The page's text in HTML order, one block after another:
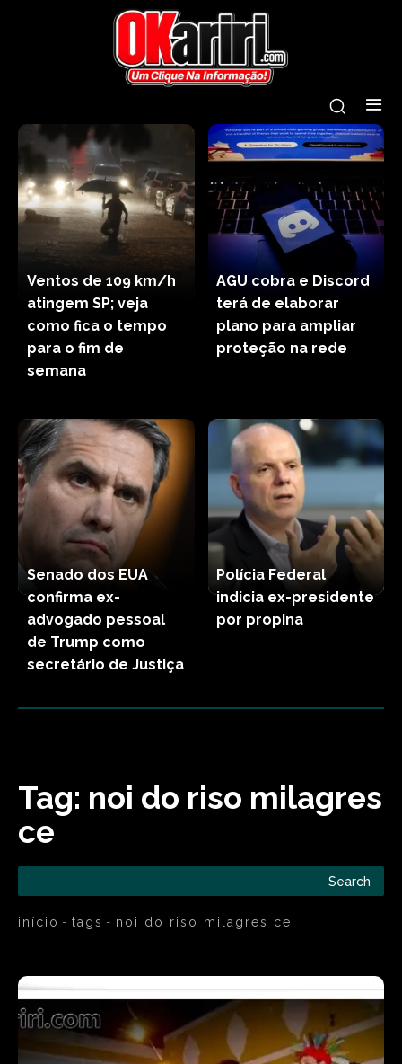
Ventos de 109 km/h
atingem SP; veja
como fica o tempo
para o fim de
semana
AGU cobra e Discord
terá de elaborar
plano para ampliar
proteção na rede
Senado dos EUA
confirma ex-
advogado pessoal
de Trump como
secretário de Justiça
Polícia Federal
indicia ex-presidente
por propina
Tag: noi do riso milagres
ce
Search
início tags noi do riso milagres ce